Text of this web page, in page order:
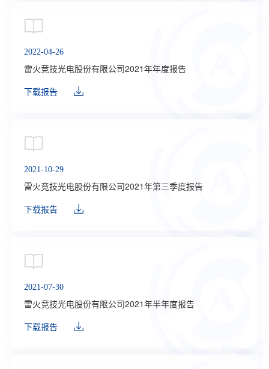
2022-04-26
雷火竞技光电股份有限公司2021年年度报告
下载报告
2021-10-29
雷火竞技光电股份有限公司2021年第三季度报告
下载报告
2021-07-30
雷火竞技光电股份有限公司2021年半年度报告
下载报告